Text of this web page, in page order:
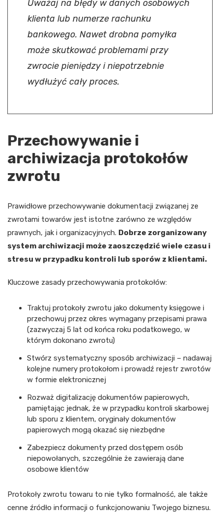
Uważaj na błędy w danych osobowych
klienta lub numerze rachunku
bankowego. Nawet drobna pomyłka
może skutkować problemami przy
zwrocie pieniędzy i niepotrzebnie
wydłużyć cały proces.
Przechowywanie i
archiwizacja protokołów
zwrotu
Prawidłowe przechowywanie dokumentacji związanej ze
zwrotami towarów jest istotne zarówno ze względów
prawnych, jak i organizacyjnych. Dobrze zorganizowany
system archiwizacji może zaoszczędzić wiele czasu i
stresu w przypadku kontroli lub sporów z klientami.
Kluczowe zasady przechowywania protokołów:
Traktuj protokoły zwrotu jako dokumenty księgowe i
przechowuj przez okres wymagany przepisami prawa
(zazwyczaj 5 lat od końca roku podatkowego, w
którym dokonano zwrotu)
Stwórz systematyczny sposób archiwizacji – nadawaj
kolejne numery protokołom i prowadź rejestr zwrotów
w formie elektronicznej
Rozważ digitalizację dokumentów papierowych,
pamiętając jednak, że w przypadku kontroli skarbowej
lub sporu z klientem, oryginały dokumentów
papierowych mogą okazać się niezbędne
Zabezpiecz dokumenty przed dostępem osób
niepowołanych, szczególnie że zawierają dane
osobowe klientów
Protokoły zwrotu towaru to nie tylko formalność, ale także
cenne źródło informacji o funkcjonowaniu Twojego biznesu.